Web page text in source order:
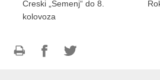
Creski „Semenj“ do 8.
kolovoza